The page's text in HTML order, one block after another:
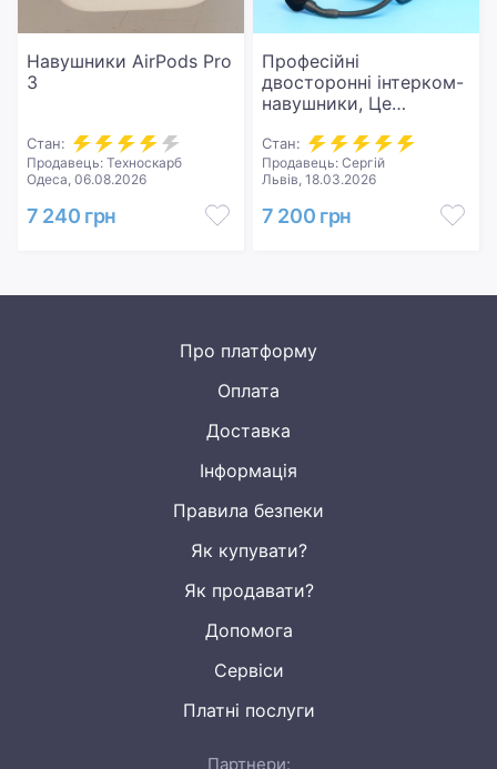
Навушники AirPods Pro
3
Стан:
Продавець: Техноскарб
Одеса, 06.08.2026
7 240 грн
Професійні
двосторонні інтерком-
навушники, Це
двосторонні інтерком-
навушники, Kupo
(Goreal) GR-802
DOUBLE MUFF
HEADSET. Для студії,
Стан:
Продавець: Сергій
Львів, 18.03.2026
7 200 грн
Про платформу
Оплата
Доставка
Інформація
Правила безпеки
Як купувати?
Як продавати?
Допомога
Сервіси
Платні послуги
Партнери: